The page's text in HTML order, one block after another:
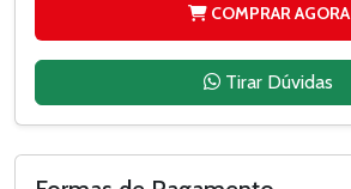
COMPRAR AGORA
Tirar Dúvidas